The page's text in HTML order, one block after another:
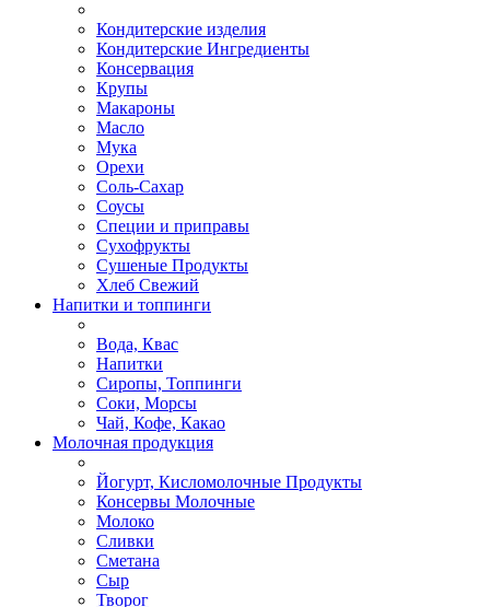
Кондитерские изделия
Кондитерские Ингредиенты
Консервация
Крупы
Макароны
Масло
Мука
Орехи
Соль-Сахар
Соусы
Специи и приправы
Сухофрукты
Сушеные Продукты
Хлеб Свежий
Напитки и топпинги
Вода, Квас
Напитки
Сиропы, Топпинги
Соки, Морсы
Чай, Кофе, Какао
Молочная продукция
Йогурт, Кисломолочные Продукты
Консервы Молочные
Молоко
Сливки
Сметана
Сыр
Творог